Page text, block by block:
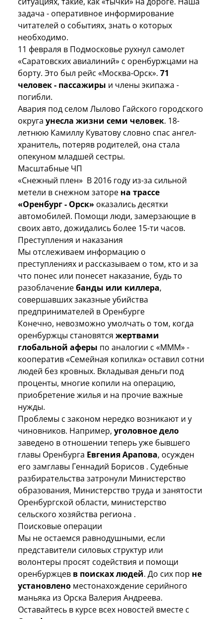
задача - оперативное информирование
читателей о событиях, знать о которых
необходимо.
11 февраля в Подмосковье рухнул самолет
«Саратовских авиалиний» с оренбуржцами на
борту. Это был рейс «Москва-Орск». 71
человек - пассажиры и члены экипажа -
погибли.
Авария под селом Лылово Гайского городского
округа унесла жизни семи человек. 18-
летнюю Камиллу Куватову словно спас ангел-
хранитель, потеряв родителей, она стала
опекуном младшей сестры.
Масштабные ЧП
«Снежный плен» В 2016 году из-за сильной
метели в снежном заторе на трассе
«Оренбург - Орск» оказались десятки
автомобилей. Помощи люди, замерзающие в
своих авто, дожидались более 15-ти часов.
Преступления и наказания
Мы отслеживаем информацию о
преступлениях и рассказываем о том, кто и за
что понес или понесет наказание, будь то
разоблачениебанды или киллера,
совершавших заказныеубийства
предпринимателей в Оренбурге
Конечно, невозможно умолчать о том, когда
оренбуржцы становятся жертвами
глобальной аферы по аналогии с «МММ» -
кооператив «Семейная копилка» оставил сотни
людей без кровных. Вкладывая деньги под
проценты, многие копили на операцию,
приобретение жилья и на прочие важные
нужды.
Проблемы с законом нередко возникают и у
чиновников. Например, уголовное дело
заведено в отношении теперь уже бывшего
главы Оренбурга Евгения Арапова, осужден
его замглавы Геннадий Борисов . Судебные
разбирательства затронули Министерство
образования, Министерство труда и занятости
Оренбургской области, министерство
сельского хозяйства региона .
Поисковые операции
Мы не остаемся равнодушными, если
представители силовых структур или
волонтеры просят содействия и помощи
оренбуржцев в поисках людей. До сих пор не
установлено местонахождение серийного
маньяка из Орска Валерия Андреева.
Оставайтесь в курсе всех новостей вместе с